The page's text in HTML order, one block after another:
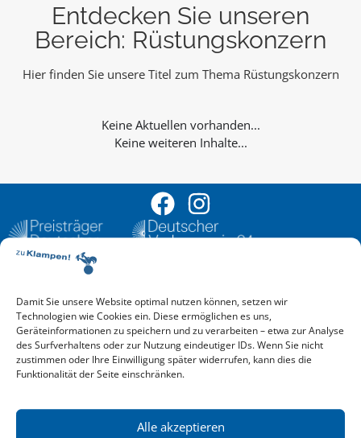
Damit Sie unsere Website optimal nutzen können, setzen wir
Technologien wie Cookies ein. Diese ermöglichen es uns,
Geräteinformationen zu speichern und zu verarbeiten – etwa zur Analyse
des Surfverhaltens oder zur Nutzung eindeutiger IDs. Wenn Sie nicht
zustimmen oder Ihre Einwilligung später widerrufen, kann dies die
Funktionalität der Seite einschränken.
Alle akzeptieren
Entdecken Sie unseren
Bereich: Rüstungskonzern
Hier finden Sie unsere Titel zum Thema Rüstungskonzern
Keine weiteren Inhalte...
Aktuelle Vorschau
Entdecken Sie das aktuelle zu-Klampen!-Verlagsprogramm.
Hier finden Sie die Verlagsvorschau – einfach direkt online
reinlesen oder herunterladen.
Download: Vorschau zu Klampen! Herbst 2026
Mehr aktuelle Vorschauen ansehen
News zu aktuellen Neuheiten und Nachrichten im zu Klampen!
Verlag – jederzeit wieder abbestellbar.